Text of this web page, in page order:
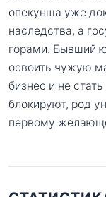
опекунша уже
наследства, а
горами. Бывший
освоить чужую
бизнес и не
блокируют, род
первому